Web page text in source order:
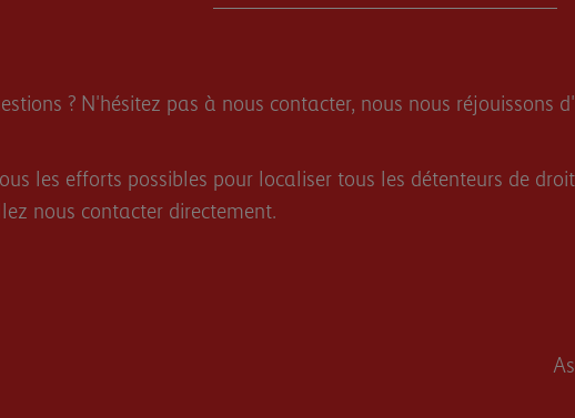
? N'hésitez pas à nous contacter, nous nous réjouissons
les efforts possibles pour localiser tous les détenteurs de
nous contacter directement.